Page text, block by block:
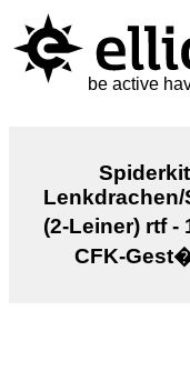
be active
(2-Leiner) rtf
CFK-